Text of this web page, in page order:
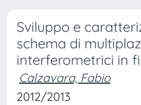
Sviluppo e
schema di
interferometrici in
Calzavara, Fabio
2012/2013